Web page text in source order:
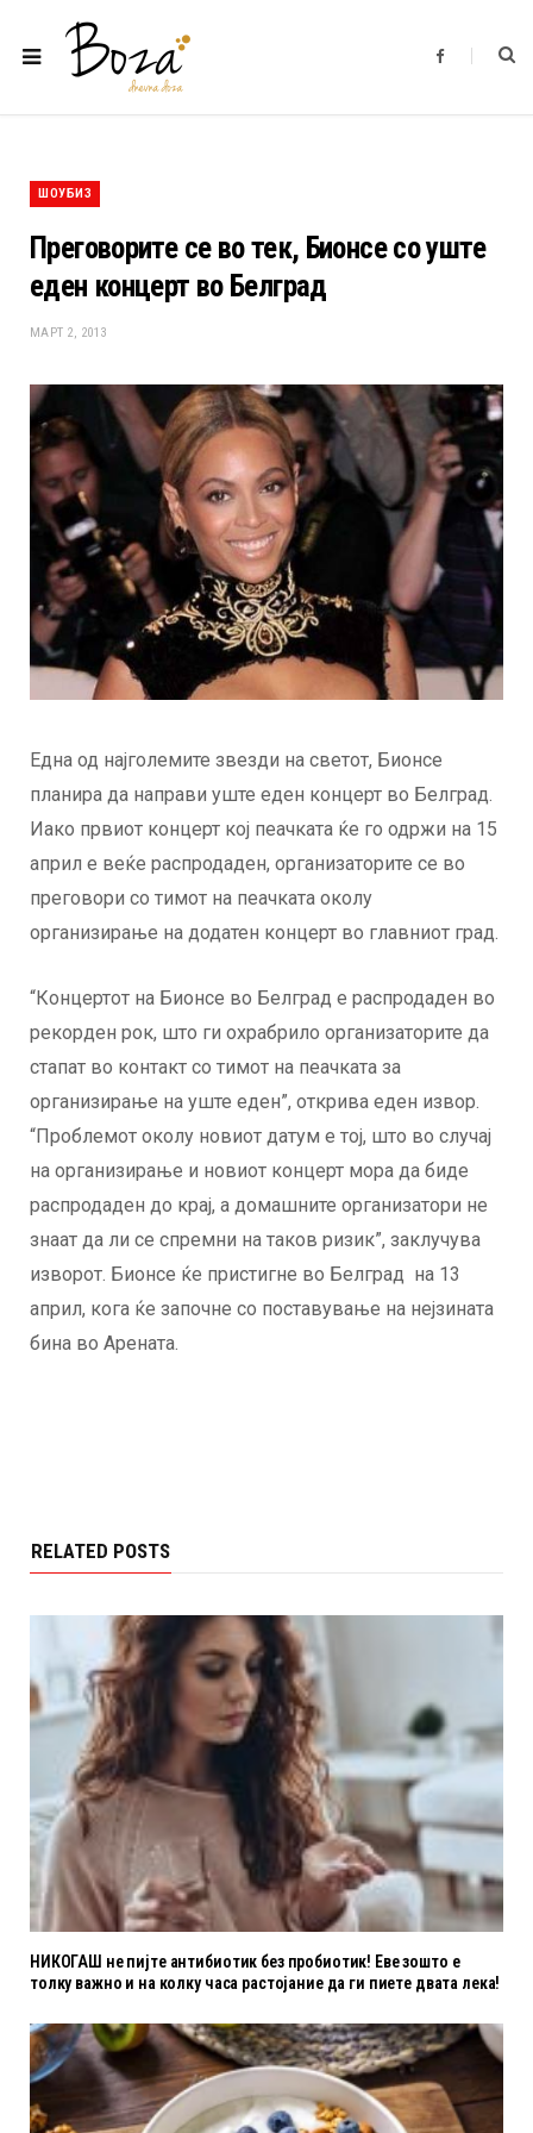
F
b
ШОУБИЗ
Преговорите се во тек, Бионсе со уште
еден концерт во Белград
МАРТ 2, 2013
Една од најголемите звезди на светот, Бионсе
планира да направи уште еден концерт во Белград.
Иако првиот концерт кој пеачката ќе го одржи на 15
април е веќе распродаден, организаторите се во
преговори со тимот на пеачката околу
организирање на додатен концерт во главниот град.
“Концертот на Бионсе во Белград е распродаден во
рекорден рок, што ги охрабрило организаторите да
стапат во контакт со тимот на пеачката за
организирање на уште еден”, открива еден извор.
“Проблемот околу новиот датум е тој, што во случај
на организирање и новиот концерт мора да биде
распродаден до крај, а домашните организатори не
знаат да ли се спремни на таков ризик”, заклучува
изворот. Бионсе ќе пристигне во Белград на 13
април, кога ќе започне со поставување на нејзината
бина во Арената.
RELATED POSTS
НИКОГАШ не пијте антибиотик без пробиотик! Еве зошто е
толку важно и на колку часа растојание да ги пиете двата лека!